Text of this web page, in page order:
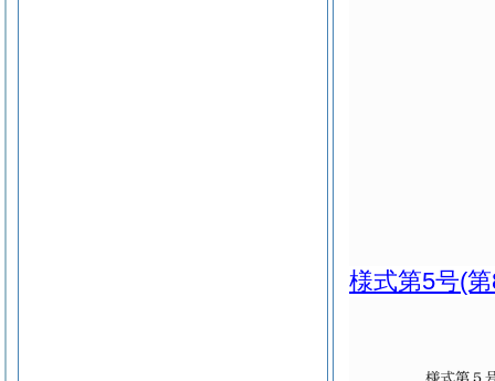
様式第5号(